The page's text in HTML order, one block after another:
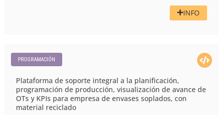
INFO
PROGRAMACIÓN
Plataforma de soporte integral a la planificación,
programación de producción, visualización de avance de
OTs y KPIs para empresa de envases soplados, con
material reciclado